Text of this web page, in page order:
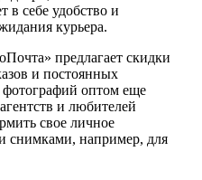
в себе удобство и
курьера.
предлагает скидки
и постоянных
фотографий оптом еще
и любителей
свое личное
снимками, например, для